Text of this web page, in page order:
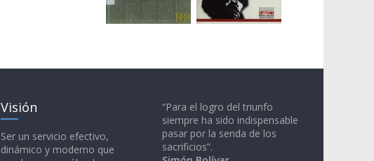
Visión
Ser un servicio efectivo,
dinámico y moderno que
“Para el logro del triunfo
siempre ha sido indispensable
pasar por la senda de los
sacrificios”.